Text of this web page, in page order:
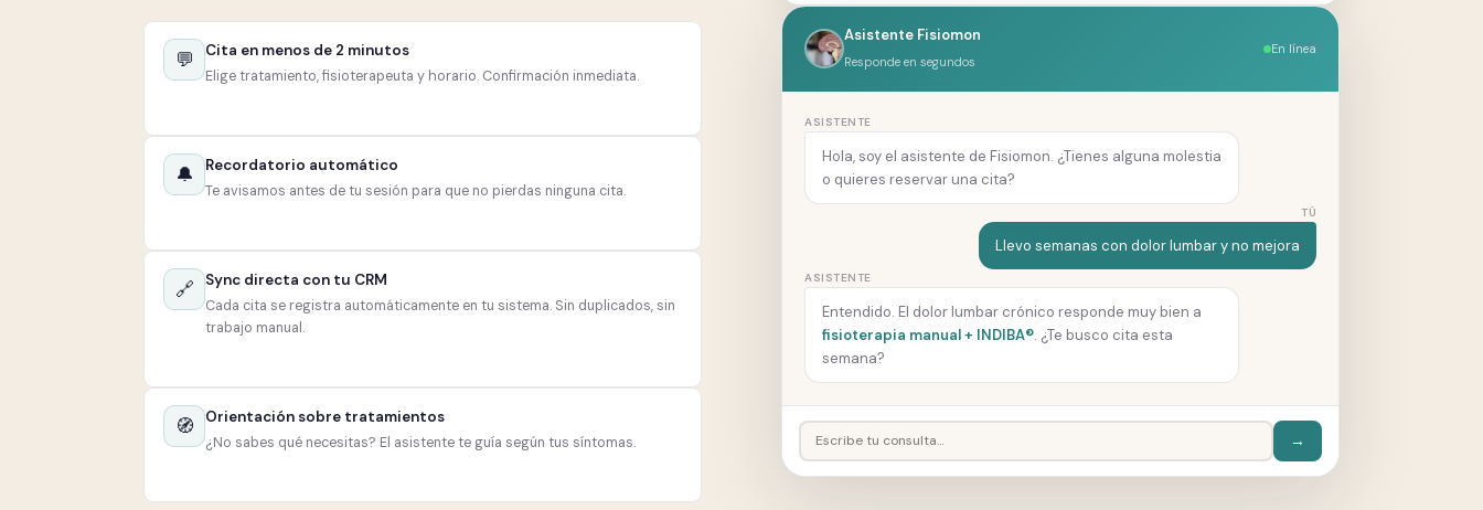
💬 Cita en menos de 2 minutos
Elige tratamiento, fisioterapeuta y horario. Confirmación inmediata.
🔔 Recordatorio automático
Te avisamos antes de tu sesión para que no pierdas ninguna cita.
🔗 Sync directa con tu CRM
Cada cita se registra automáticamente en tu sistema. Sin duplicados, sin
trabajo manual.
🧭 Orientación sobre tratamientos
¿No sabes qué necesitas? El asistente te guía según tus síntomas.
Asistente Fisiomon
Responde en segundos
En línea
ASISTENTE
Hola, soy el asistente de Fisiomon. ¿Tienes alguna molestia
o quieres reservar una cita?
TÚ
Llevo semanas con dolor lumbar y no mejora
ASISTENTE
Entendido. El dolor lumbar crónico responde muy bien a
fisioterapia manual + INDIBA®. ¿Te busco cita esta
semana?
→